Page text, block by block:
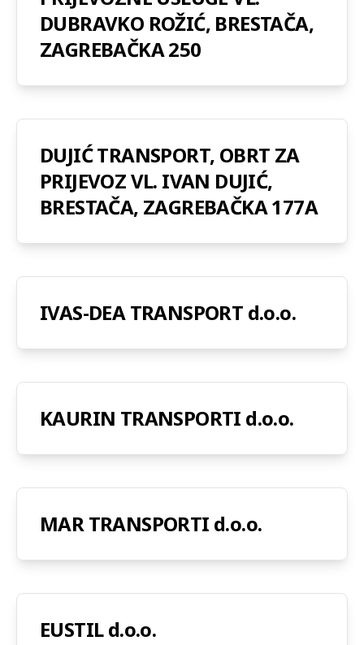
DUBRAVKO ROŽIĆ, BRESTAČA,
ZAGREBAČKA 250
DUJIĆ TRANSPORT, OBRT ZA
PRIJEVOZ VL. IVAN DUJIĆ,
BRESTAČA, ZAGREBAČKA 177A
IVAS-DEA TRANSPORT d.o.o.
KAURIN TRANSPORTI d.o.o.
MAR TRANSPORTI d.o.o.
EUSTIL d.o.o.